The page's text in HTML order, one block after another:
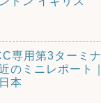
専用第3ターミナ
のミニレポート｜
本